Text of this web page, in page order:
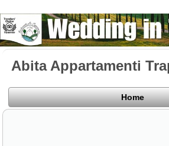
Abita Appartamenti
Home